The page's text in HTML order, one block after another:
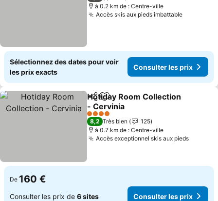
à 0.2 km de : Centre-ville
Accès skis aux pieds imbattable
Sélectionnez des dates pour voir
les prix exacts
Consulter les prix
PartagerAjouter à mes favoris
Hotiday Room Collection
- Cervinia
4 Étoiles
8,2 Très bien
125
à 0.7 km de : Centre-ville
Accès exceptionnel skis aux pieds
De 160 €
Consulter les prix de 6 sites Consulter les prix